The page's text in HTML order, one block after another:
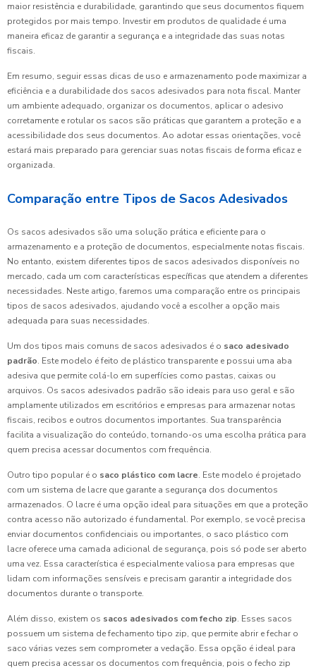
maior resistência e durabilidade, garantindo que seus documentos fiquem
protegidos por mais tempo. Investir em produtos de qualidade é uma
maneira eficaz de garantir a segurança e a integridade das suas notas
fiscais.
Em resumo, seguir essas dicas de uso e armazenamento pode maximizar a
eficiência e a durabilidade dos sacos adesivados para nota fiscal. Manter
um ambiente adequado, organizar os documentos, aplicar o adesivo
corretamente e rotular os sacos são práticas que garantem a proteção e a
acessibilidade dos seus documentos. Ao adotar essas orientações, você
estará mais preparado para gerenciar suas notas fiscais de forma eficaz e
organizada.
Comparação entre Tipos de Sacos Adesivados
Os sacos adesivados são uma solução prática e eficiente para o
armazenamento e a proteção de documentos, especialmente notas fiscais.
No entanto, existem diferentes tipos de sacos adesivados disponíveis no
mercado, cada um com características específicas que atendem a diferentes
necessidades. Neste artigo, faremos uma comparação entre os principais
tipos de sacos adesivados, ajudando você a escolher a opção mais
adequada para suas necessidades.
Um dos tipos mais comuns de sacos adesivados é o saco adesivado
padrão. Este modelo é feito de plástico transparente e possui uma aba
adesiva que permite colá-lo em superfícies como pastas, caixas ou
arquivos. Os sacos adesivados padrão são ideais para uso geral e são
amplamente utilizados em escritórios e empresas para armazenar notas
fiscais, recibos e outros documentos importantes. Sua transparência
facilita a visualização do conteúdo, tornando-os uma escolha prática para
quem precisa acessar documentos com frequência.
Outro tipo popular é o saco plástico com lacre. Este modelo é projetado
com um sistema de lacre que garante a segurança dos documentos
armazenados. O lacre é uma opção ideal para situações em que a proteção
contra acesso não autorizado é fundamental. Por exemplo, se você precisa
enviar documentos confidenciais ou importantes, o saco plástico com
lacre oferece uma camada adicional de segurança, pois só pode ser aberto
uma vez. Essa característica é especialmente valiosa para empresas que
lidam com informações sensíveis e precisam garantir a integridade dos
documentos durante o transporte.
Além disso, existem os sacos adesivados com fecho zip. Esses sacos
possuem um sistema de fechamento tipo zip, que permite abrir e fechar o
saco várias vezes sem comprometer a vedação. Essa opção é ideal para
quem precisa acessar os documentos com frequência, pois o fecho zip